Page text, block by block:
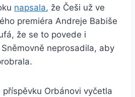
napsala, že Češi už ve
premiéra Andreje Babiše
že se to povede i
neprosadila, aby
Orbánovi vyčetla